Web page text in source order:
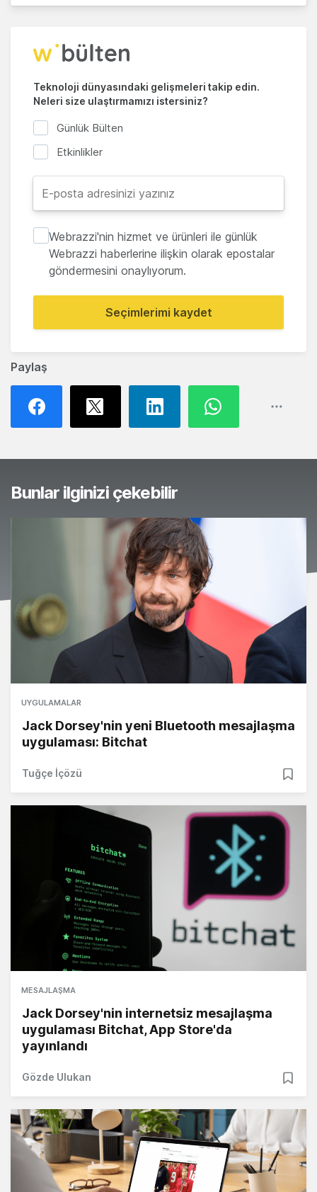
Paylaş
Teknoloji dünyasındaki gelişmeleri takip edin.
Neleri size ulaştırmamızı istersiniz?
Günlük Bülten
Etkinlikler
Webrazzi'nin hizmet ve ürünleri ile günlük
Webrazzi haberlerine ilişkin olarak epostalar
göndermesini onaylıyorum.
Seçimlerimi kaydet
Bunlar ilginizi çekebilir
UYGULAMALAR
Jack Dorsey'nin yeni Bluetooth mesajlaşma
uygulaması: Bitchat
Tuğçe İçözü
MESAJLAŞMA
Jack Dorsey'nin internetsiz mesajlaşma
uygulaması Bitchat, App Store'da
yayınlandı
Gözde Ulukan